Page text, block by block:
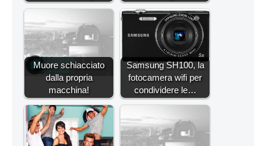
Muore schiacciato
dalla propria
macchina!
Samsung SH100, la
fotocamera wifi per
condividere le…